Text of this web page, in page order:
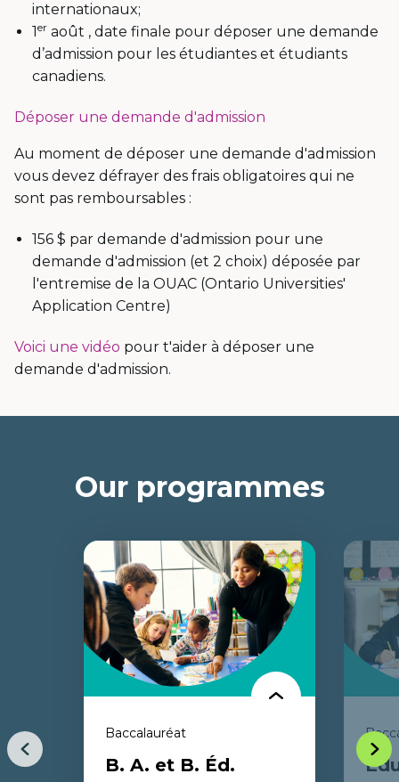
internationaux;
1 er août , date finale pour déposer une demande
d’admission pour les étudiantes et étudiants
canadiens.
Déposer une demande d'admission
Au moment de déposer une demande d'admission
vous devez défrayer des frais obligatoires qui ne
sont pas remboursables :
156 $ par demande d'admission pour une
demande d'admission (et 2 choix) déposée par
l'entremise de la OUAC (Ontario Universities'
Application Centre)
Voici une vidéo pour t'aider à déposer une
demande d'admission.
Our programmes
Baccalauréat
B. A. et B. Éd.
Previous
item
Next
item